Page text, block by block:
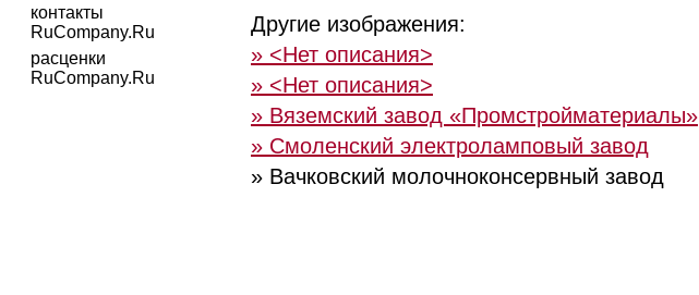
контакты
RuCompany.Ru
расценки
RuCompany.Ru
Другие изображения:
» <Нет описания>
» <Нет описания>
» Вяземский завод «Промстройматериалы»
» Смоленский электроламповый завод
» Вачковский молочноконсервный завод